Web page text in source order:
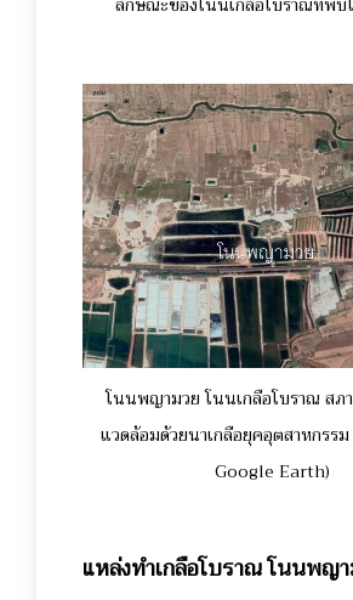
โนนพญามวย โนนเกลือโบราณ ส
แวดล้อมด้วยนาเกลือยุคอุตสาหกรร
Google Earth)
แหล่งทำเกลือโบราณ โนนพญ